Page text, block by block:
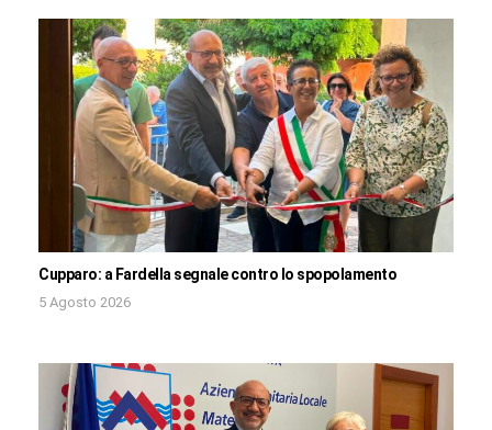
Cupparo: a Fardella segnale contro lo spopolamento
5 Agosto 2026